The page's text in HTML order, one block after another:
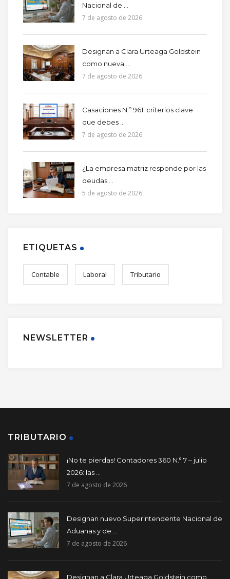
Nacional de ...
7 de agosto de 2026
Designan a Clara Urteaga Goldstein
como nueva ...
7 de agosto de 2026
Casaciones N.º 961: criterios clave
que debes ...
7 de agosto de 2026
¿La empresa matriz responde por las
deudas ...
5 de agosto de 2026
ETIQUETAS
Contable Laboral Tributario
NEWSLETTER
TRIBUTARIO
¡No te pierdas! Contadores 360 N.° 7 – julio
2026: las ...
7 de agosto de 2026
Designan nuevo Superintendente Nacional de
Aduanas y de ...
7 de agosto de 2026
Designan a Clara Urteaga Goldstein como